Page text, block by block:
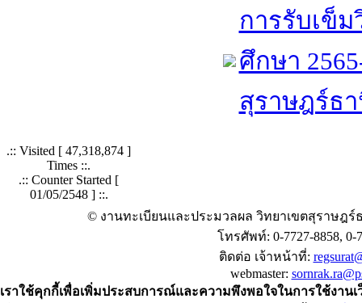
การรับเข็
ศึกษา
สุราษฎร์ธ
.:: Visited [ 47,318,874 ]
Times ::.
.:: Counter Started [
01/05/2548 ] ::.
© งานทะเบียนและประมวลผล วิทยาเขตสุราษฎ
โทรศัพท์: 0-7727-8858, 0-
ติดต่อ เจ้าหน้าที่:
webmaster:
เราใช้คุกกี้เพื่อเพิ่มประสบการณ์และความพึงพอใจในการใช้งาน